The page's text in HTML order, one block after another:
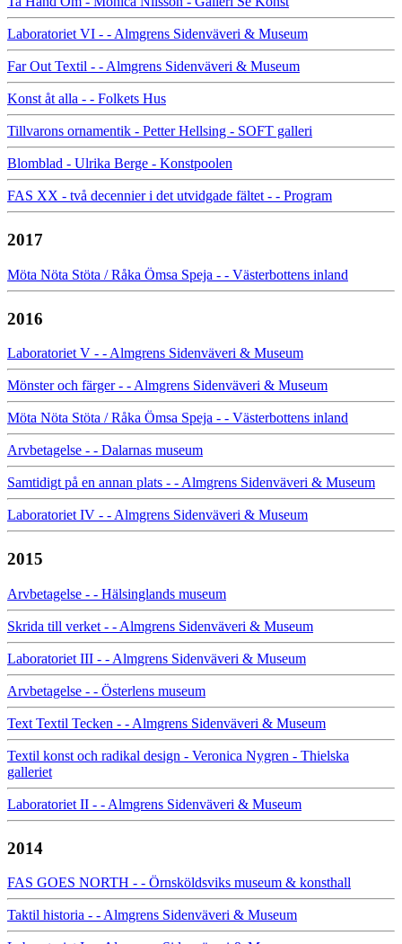
Laboratoriet VI - - Almgrens Sidenväveri & Museum
Far Out Textil - - Almgrens Sidenväveri & Museum
Konst åt alla - - Folkets Hus
Tillvarons ornamentik - Petter Hellsing - SOFT galleri
Blomblad - Ulrika Berge - Konstpoolen
FAS XX - två decennier i det utvidgade fältet - - Program
2017
Möta Nöta Stöta / Råka Ömsa Speja - - Västerbottens inland
2016
Laboratoriet V - - Almgrens Sidenväveri & Museum
Mönster och färger - - Almgrens Sidenväveri & Museum
Möta Nöta Stöta / Råka Ömsa Speja - - Västerbottens inland
Arvbetagelse - - Dalarnas museum
Samtidigt på en annan plats - - Almgrens Sidenväveri & Museum
Laboratoriet IV - - Almgrens Sidenväveri & Museum
2015
Arvbetagelse - - Hälsinglands museum
Skrida till verket - - Almgrens Sidenväveri & Museum
Laboratoriet III - - Almgrens Sidenväveri & Museum
Arvbetagelse - - Österlens museum
Text Textil Tecken - - Almgrens Sidenväveri & Museum
Textil konst och radikal design - Veronica Nygren - Thielska
galleriet
Laboratoriet II - - Almgrens Sidenväveri & Museum
2014
FAS GOES NORTH - - Örnsköldsviks museum & konsthall
Taktil historia - - Almgrens Sidenväveri & Museum